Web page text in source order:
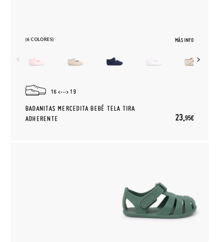
(6 COLORES) MÁS INFO
16 19
BADANITAS MERCEDITA BEBÉ TELA TIRA
ADHERENTE
23,95€